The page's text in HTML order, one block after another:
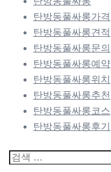
탄방동풀싸롱가격
탄방동풀싸롱견적
탄방동풀싸롱문의
탄방동풀싸롱예약
탄방동풀싸롱위치
탄방동풀싸롱추천
탄방동풀싸롱코스
탄방동풀싸롱후기
검